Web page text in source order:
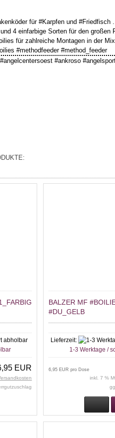
für #Karpfen und #Friedfisch .
4 einfarbige Sorten für den großen
für zahlreiche Montagen in der
#methodfeeder #method_feeder
#ankroso
EUR
BALZER MF
#DU_GELB
Lieferzeit:
1-3 Werktage /
6,95 EUR pro Dose
inkl. 7 %